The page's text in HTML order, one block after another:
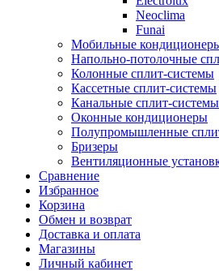
Neoclima
Funai
Мобильные
Напольно-потолоч​ные
Колонные ​​сплит-системы
Кассетные сплит-системы
Канальные сплит-системы
Оконные кондиционеры
Полупромышленные
Бризеры
Вентиляционные
Сравнение
Избранное
Корзина
Обмен и возврат
Доставка и оплата
Магазины
Личный кабинет